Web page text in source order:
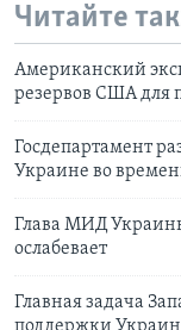
Читайте
Американский
резервов США для
Госдепартамент
Украине во
Глава МИД
ослабевает
Главная задача